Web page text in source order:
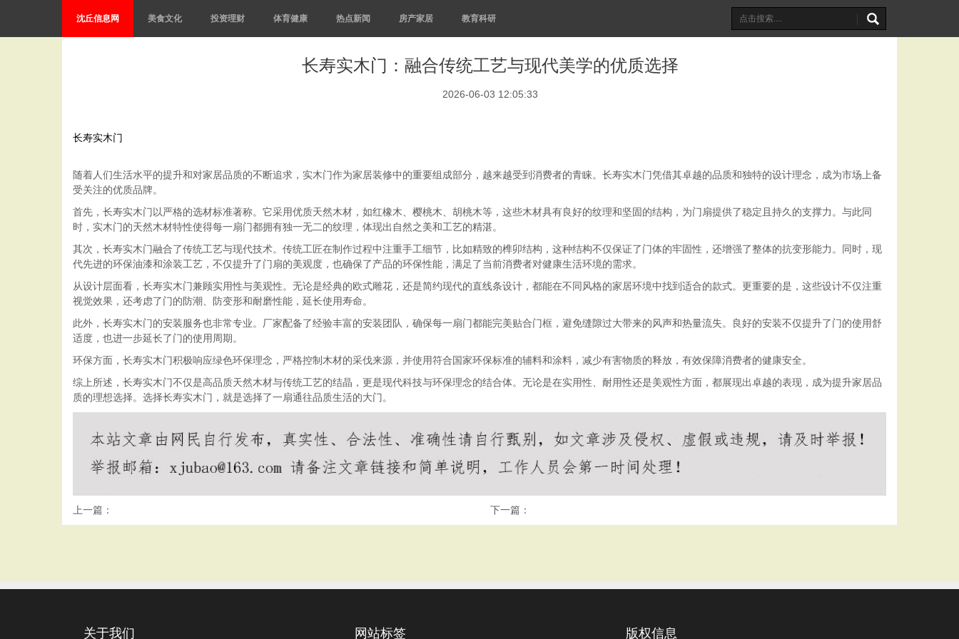
沈丘信息网 美食文化 投资理财 体育健康 热点新闻 房产家居 教育科研
长寿实木门：融合传统工艺与现代美学的优质选择
2026-06-03 12:05:33
长寿实木门
随着人们生活水平的提升和对家居品质的不断追求，实木门作为家居装修中的重要组成部分，越来越受到消费者的青睐。长寿实木门凭借其卓越的品质和独特的设计理念，成为市场上备
受关注的优质品牌。
首先，长寿实木门以严格的选材标准著称。它采用优质天然木材，如红橡木、樱桃木、胡桃木等，这些木材具有良好的纹理和坚固的结构，为门扇提供了稳定且持久的支撑力。与此同
时，实木门的天然木材特性使得每一扇门都拥有独一无二的纹理，体现出自然之美和工艺的精湛。
其次，长寿实木门融合了传统工艺与现代技术。传统工匠在制作过程中注重手工细节，比如精致的榫卯结构，这种结构不仅保证了门体的牢固性，还增强了整体的抗变形能力。同时，现
代先进的环保油漆和涂装工艺，不仅提升了门扇的美观度，也确保了产品的环保性能，满足了当前消费者对健康生活环境的需求。
从设计层面看，长寿实木门兼顾实用性与美观性。无论是经典的欧式雕花，还是简约现代的直线条设计，都能在不同风格的家居环境中找到适合的款式。更重要的是，这些设计不仅注重
视觉效果，还考虑了门的防潮、防变形和耐磨性能，延长使用寿命。
此外，长寿实木门的安装服务也非常专业。厂家配备了经验丰富的安装团队，确保每一扇门都能完美贴合门框，避免缝隙过大带来的风声和热量流失。良好的安装不仅提升了门的使用舒
适度，也进一步延长了门的使用周期。
环保方面，长寿实木门积极响应绿色环保理念，严格控制木材的采伐来源，并使用符合国家环保标准的辅料和涂料，减少有害物质的释放，有效保障消费者的健康安全。
综上所述，长寿实木门不仅是高品质天然木材与传统工艺的结晶，更是现代科技与环保理念的结合体。无论是在实用性、耐用性还是美观性方面，都展现出卓越的表现，成为提升家居品
质的理想选择。选择长寿实木门，就是选择了一扇通往品质生活的大门。
上一篇： 下一篇：
关于我们 网站标签 版权信息